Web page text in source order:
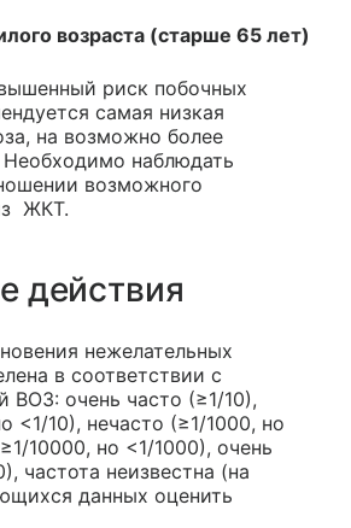
возраста (старше 65 лет)
риск побочных
самая низкая
на возможно более
наблюдать
возможного
ЖКТ.
действия
нежелательных
в соответствии с
ВОЗ: очень часто (≥1/10),
<1/10), нечасто (≥1/1000, но
10000, но <1/1000), очень
частота неизвестна (на
данных оценить